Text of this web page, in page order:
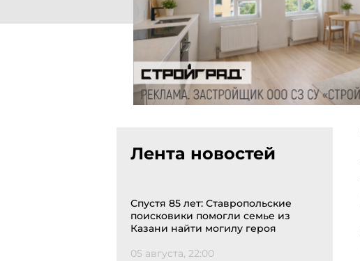
Лента новостей
Спустя 85 лет: Ставропольские
поисковики помогли семье из
Казани найти могилу героя
05 августа, 22:00